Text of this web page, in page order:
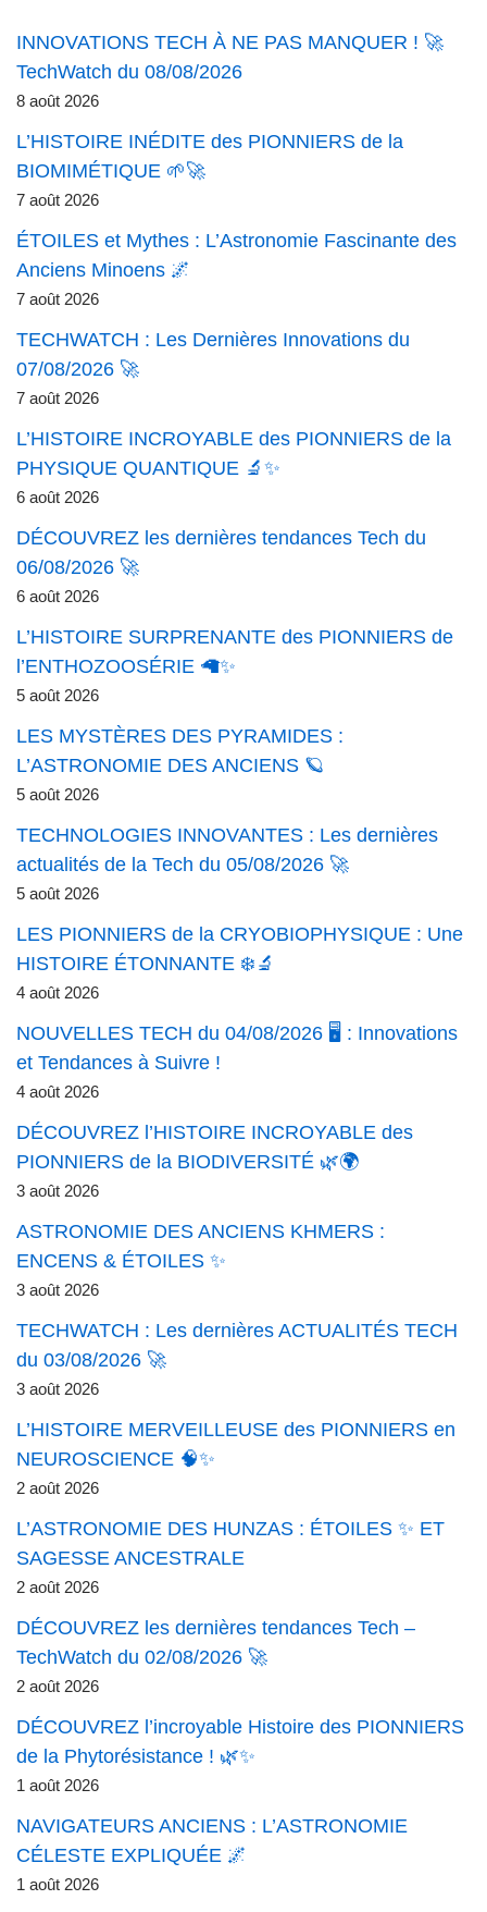
INNOVATIONS TECH À NE PAS MANQUER ! 🚀
TechWatch du 08/08/2026
8 août 2026
L’HISTOIRE INÉDITE des PIONNIERS de la
BIOMIMÉTIQUE 🌱🚀
7 août 2026
ÉTOILES et Mythes : L’Astronomie Fascinante des
Anciens Minoens 🌌
7 août 2026
TECHWATCH : Les Dernières Innovations du
07/08/2026 🚀
7 août 2026
L’HISTOIRE INCROYABLE des PIONNIERS de la
PHYSIQUE QUANTIQUE 🔬✨
6 août 2026
DÉCOUVREZ les dernières tendances Tech du
06/08/2026 🚀
6 août 2026
L’HISTOIRE SURPRENANTE des PIONNIERS de
l’ENTHOZOOSÉRIE 🦙✨
5 août 2026
LES MYSTÈRES DES PYRAMIDES :
L’ASTRONOMIE DES ANCIENS 🪐
5 août 2026
TECHNOLOGIES INNOVANTES : Les dernières
actualités de la Tech du 05/08/2026 🚀
5 août 2026
LES PIONNIERS de la CRYOBIOPHYSIQUE : Une
HISTOIRE ÉTONNANTE ❄️🔬
4 août 2026
NOUVELLES TECH du 04/08/2026 🖥️ : Innovations
et Tendances à Suivre !
4 août 2026
DÉCOUVREZ l’HISTOIRE INCROYABLE des
PIONNIERS de la BIODIVERSITÉ 🌿🌍
3 août 2026
ASTRONOMIE DES ANCIENS KHMERS :
ENCENS & ÉTOILES ✨
3 août 2026
TECHWATCH : Les dernières ACTUALITÉS TECH
du 03/08/2026 🚀
3 août 2026
L’HISTOIRE MERVEILLEUSE des PIONNIERS en
NEUROSCIENCE 🧠✨
2 août 2026
L’ASTRONOMIE DES HUNZAS : ÉTOILES ✨ ET
SAGESSE ANCESTRALE
2 août 2026
DÉCOUVREZ les dernières tendances Tech –
TechWatch du 02/08/2026 🚀
2 août 2026
DÉCOUVREZ l’incroyable Histoire des PIONNIERS
de la Phytorésistance ! 🌿✨
1 août 2026
NAVIGATEURS ANCIENS : L’ASTRONOMIE
CÉLESTE EXPLIQUÉE 🌌
1 août 2026